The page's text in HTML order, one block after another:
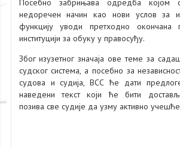
Посебно забрињава одредба којом
недоречен начин као нови услов за
функцију уводи претходно окончана
институцији за обуку у правосуђу.
Због изузетног значаја ове теме за
судског система, а посебно за
судова и судија, ВСС ће дати
наведени текст који ће бити
позива све судије да узму активно учешће